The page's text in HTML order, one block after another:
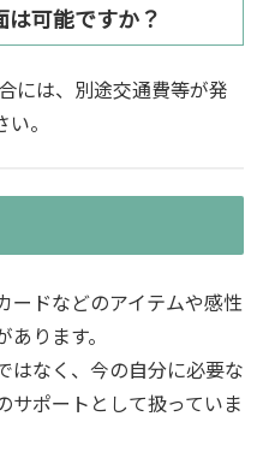
は可能ですか？
には、別途交通費等が発
。
ードなどのアイテムや感性
ります。
はなく、今の自分に必要な
サポートとして扱っていま